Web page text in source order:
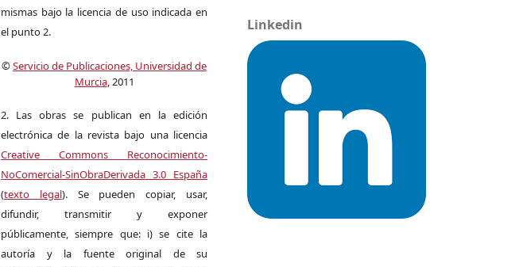
mismas bajo la licencia de uso indicada en
el punto 2.
©Servicio de Publicaciones, Universidad de
Murcia, 2011
2. Las obras se publican en la edición
electrónica de la revista bajo una licencia
Creative Commons Reconocimiento-
NoComercial-SinObraDerivada 3.0 España
(texto legal). Se pueden copiar, usar,
difundir, transmitir y exponer
públicamente, siempre que: i) se cite la
autoría y la fuente original de su
Linkedin